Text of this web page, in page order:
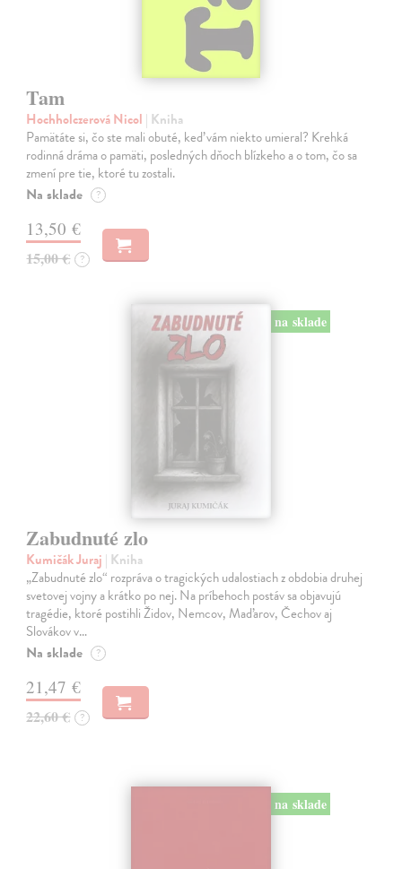
Tam
Hochholczerová Nicol | Kniha
Pamätáte si, čo ste mali obuté, keď vám niekto umieral? Krehká
rodinná dráma o pamäti, posledných dňoch blízkeho a o tom, čo sa
zmení pre tie, ktoré tu zostali.
Na sklade ?
13,50 €
15,00 € ?
na sklade
Zabudnuté zlo
Kumičák Juraj | Kniha
„Zabudnuté zlo“ rozpráva o tragických udalostiach z obdobia druhej
svetovej vojny a krátko po nej. Na príbehoch postáv sa objavujú
tragédie, ktoré postihli Židov, Nemcov, Maďarov, Čechov aj
Slovákov v…
Na sklade ?
21,47 €
22,60 € ?
na sklade